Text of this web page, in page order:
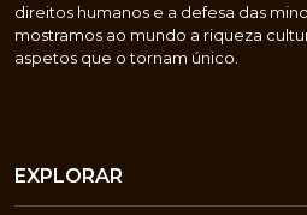
direitos humanos e a defesa das
mostramos ao mundo a riqueza
aspetos que o tornam único.
EXPLORAR